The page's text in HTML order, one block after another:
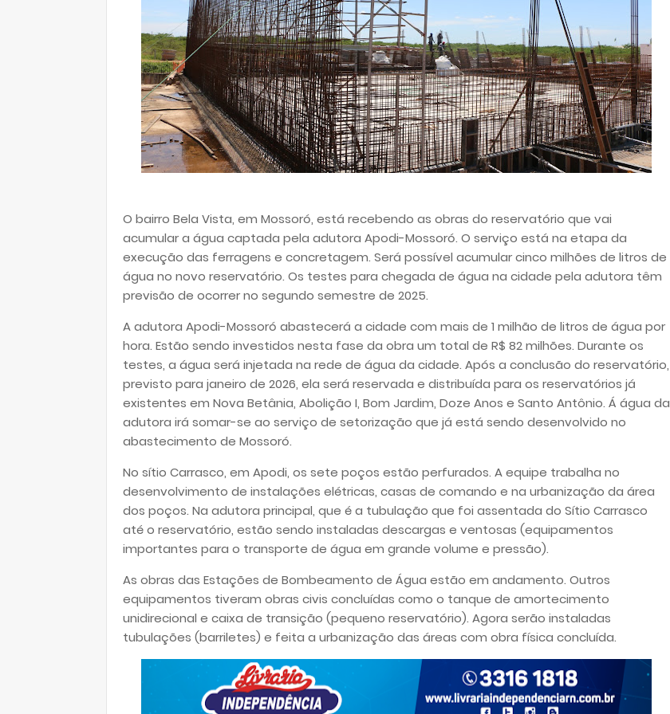
O bairro Bela Vista, em Mossoró, está recebendo as obras do reservatório que vai
acumular a água captada pela adutora Apodi-Mossoró. O serviço está na etapa da
execução das ferragens e concretagem. Será possível acumular cinco milhões de litros de
água no novo reservatório. Os testes para chegada de água na cidade pela adutora têm
previsão de ocorrer no segundo semestre de 2025.
A adutora Apodi-Mossoró abastecerá a cidade com mais de 1 milhão de litros de água por
hora. Estão sendo investidos nesta fase da obra um total de R$ 82 milhões. Durante os
testes, a água será injetada na rede de água da cidade. Após a conclusão do reservatório,
previsto para janeiro de 2026, ela será reservada e distribuída para os reservatórios já
existentes em Nova Betânia, Abolição I, Bom Jardim, Doze Anos e Santo Antônio. Á água da
adutora irá somar-se ao serviço de setorização que já está sendo desenvolvido no
abastecimento de Mossoró.
No sítio Carrasco, em Apodi, os sete poços estão perfurados. A equipe trabalha no
desenvolvimento de instalações elétricas, casas de comando e na urbanização da área
dos poços. Na adutora principal, que é a tubulação que foi assentada do Sítio Carrasco
até o reservatório, estão sendo instaladas descargas e ventosas (equipamentos
importantes para o transporte de água em grande volume e pressão).
As obras das Estações de Bombeamento de Água estão em andamento. Outros
equipamentos tiveram obras civis concluídas como o tanque de amortecimento
unidirecional e caixa de transição (pequeno reservatório). Agora serão instaladas
tubulações (barriletes) e feita a urbanização das áreas com obra física concluída.